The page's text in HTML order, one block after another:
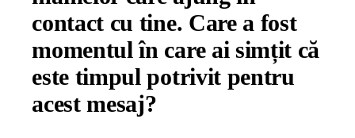
contact cu tine. Care a fost
momentul în care ai simțit că
este timpul potrivit pentru
acest mesaj?